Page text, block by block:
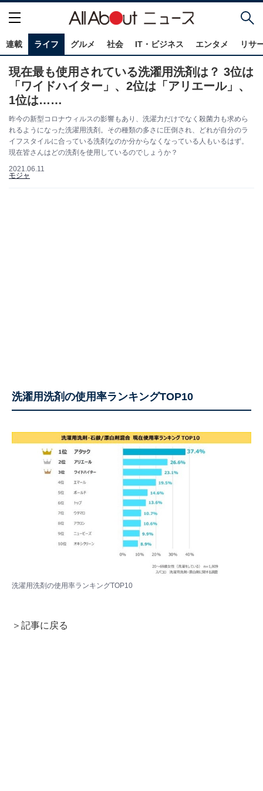
連載 ライフ グルメ 社会 IT・ビジネス エンタメ リサ
現在最も使用されている洗濯用洗剤は？ 3位は
「ワイドハイター」、2位は「アリエール」、
1位は……
昨今の新型コロナウィルスの影響もあり、洗濯力だけでなく殺菌力も求めら
れるようになった洗濯用洗剤。その種類の多さに圧倒され、どれが自分のラ
イフスタイルに合っている洗剤なのか分からなくなっている人もいるはず。
現在皆さんはどの洗剤を使用しているのでしょうか？
2021.06.11
モジャ
洗濯用洗剤の使用率ランキングTOP10
洗濯用洗剤の使用率ランキングTOP10
＞記事に戻る